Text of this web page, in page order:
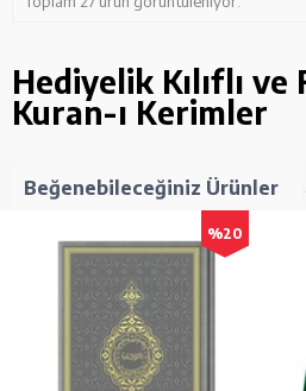
Hediyelik Kılıflı ve
Kuran-ı Kerimler
Beğenebileceğiniz Ürünler
%20